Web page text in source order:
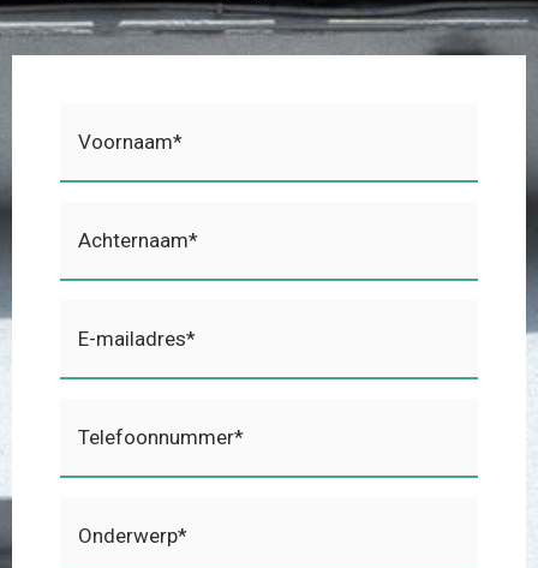
(Vereist)
(Vereist)
mailadres
(Vereist)
(Vereist)
(Vereist)